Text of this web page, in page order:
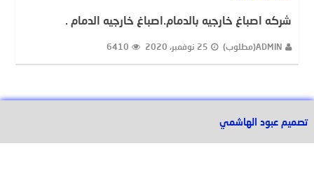
شركه اصباغ خارجيه بالدمام.اصباغ خارجيه الدمام .
ADMIN(مطلوب) 25 نوفمبر، 2020 6410
تصميم عبود الهاشمي